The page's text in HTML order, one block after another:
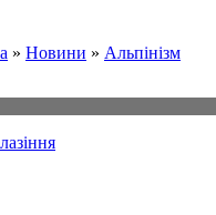
» Новини » Альпінізм